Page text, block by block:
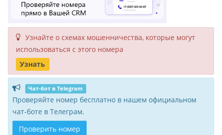
Узнайте о схемах мошенни­чества, кото­рые могут
исполь­зоваться с этого номера
Узнать
Чат-бот в Telegram
Проверяйте номер бесплатно в нашем официальном
чат-боте в Телеграм.
Проверить номер